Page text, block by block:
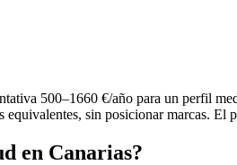
500–1660 €/año para un perfil
equivalentes, sin posicionar marcas. El
en Canarias?